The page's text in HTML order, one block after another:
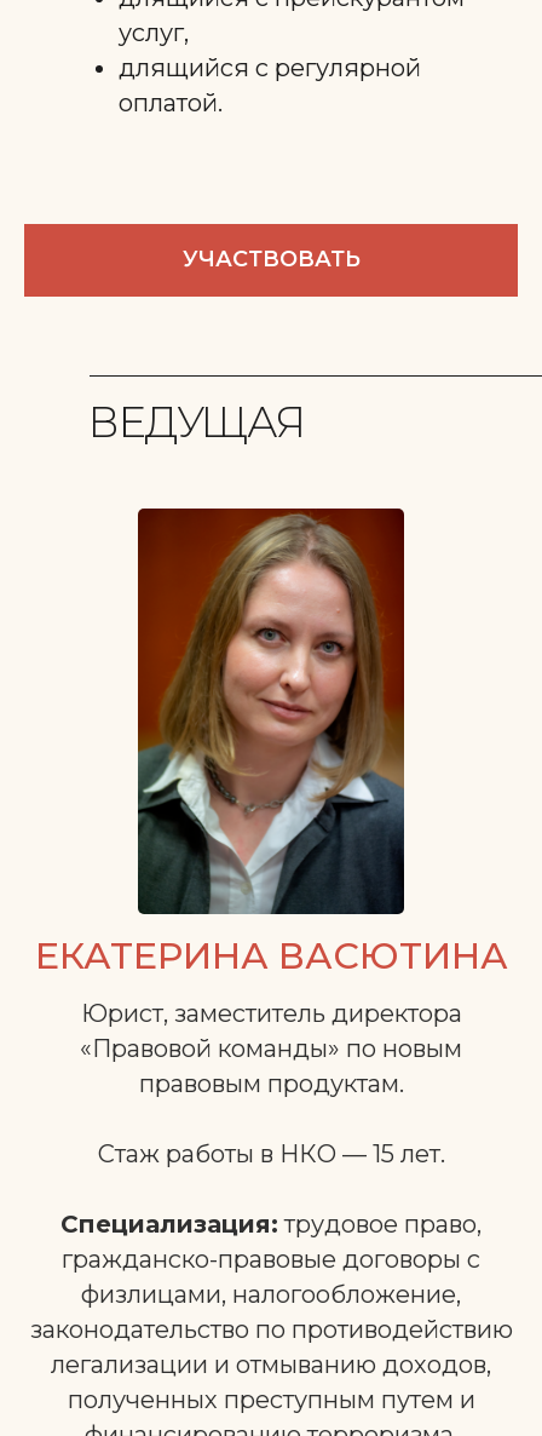
услуг,
длящийся с регулярной
оплатой.
УЧАСТВОВАТЬ
ВЕДУЩАЯ
ЕКАТЕРИНА ВАСЮТИНА
Юрист, заместитель директора
«Правовой команды» по новым
правовым продуктам.
Стаж работы в НКО — 15 лет.
Специализация: трудовое право,
гражданско-правовые договоры с
физлицами, налогообложение,
законодательство по противодействию
легализации и отмыванию доходов,
полученных преступным путем и